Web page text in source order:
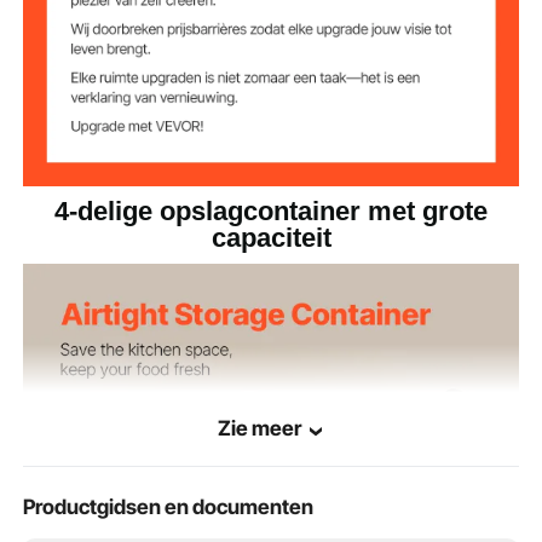
liter
20 liter
containergrootte
14 x 9 x 18 inch / 360 x 230
x 445 mm ± 10 mm
4-delige opslagcontainer met grote
capaciteit
Zie meer
Productgidsen en documenten